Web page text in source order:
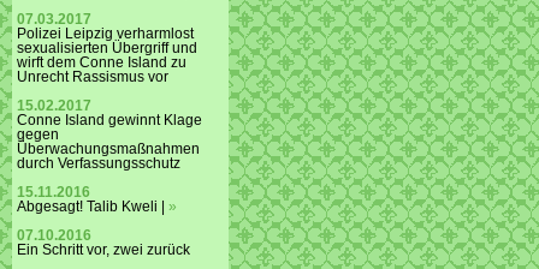
07.03.2017
Polizei Leipzig verharmlost
sexualisierten Übergriff und
wirft dem Conne Island zu
Unrecht Rassismus vor
15.02.2017
Conne Island gewinnt Klage
gegen
Überwachungsmaßnahmen
durch Verfassungsschutz
15.11.2016
Abgesagt! Talib Kweli | »
07.10.2016
Ein Schritt vor, zwei zurück